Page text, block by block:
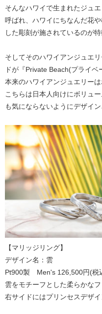
そんなハワイで生まれたジュ
呼ばれ、ハワイにちなんだ花
した彫刻が施されているのが特
そしてそのハワイアンジュエ
ドが『Private Beach(プライベ
本来のハワイアンジュエリー
こちらは日本人向けにボリュ
も気にならないようにデザイン
【マリッジリング】
デザイン名：雲
Pt900製 Men's 126,500円(税
雲をモチーフとした柔らかなフ
右サイドにはプリンセスデザイ